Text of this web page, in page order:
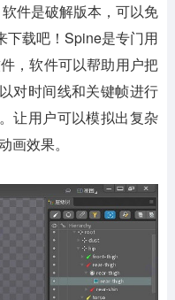
件是破解版本，可以免
下载吧！Spine是专门用
，软件可以帮助用户把
对时间线和关键帧进行
让用户可以模拟出复杂
画效果。